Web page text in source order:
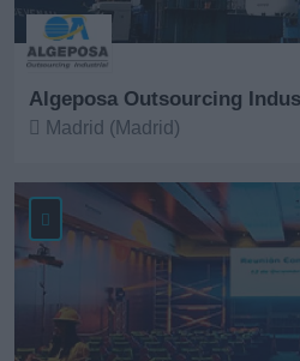
Algeposa Outsourcing
Madrid (Madrid)